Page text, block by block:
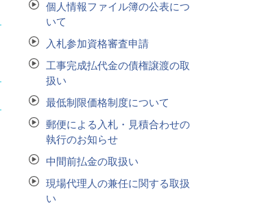
個人情報ファイル簿の公表につ
いて
入札参加資格審査申請
工事完成払代金の債権譲渡の取
扱い
最低制限価格制度について
郵便による入札・見積合わせの
執行のお知らせ
中間前払金の取扱い
現場代理人の兼任に関する取扱
い